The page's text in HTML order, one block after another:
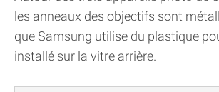
les anneaux des objectifs sont
que Samsung utilise du plastique
installé sur la vitre arrière.